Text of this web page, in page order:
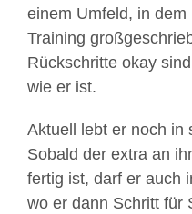
einem Umfeld, in
Training
Rückschritte okay
wie er ist.
Aktuell lebt er noch in
Sobald der extra an
fertig ist, darf er auch
wo er dann Schritt für